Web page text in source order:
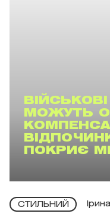
МОЖУТЬ
ПОКРИЄ
СТИЛЬНИЙ